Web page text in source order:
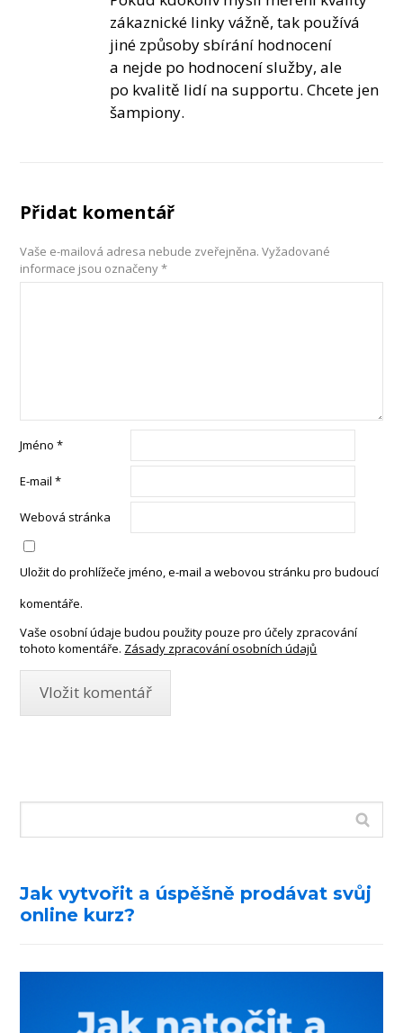
zákaznické linky vážně, tak používá
jiné způsoby sbírání hodnocení
a nejde po hodnocení služby, ale
po kvalitě lidí na supportu. Chcete jen
šampiony.
Přidat komentář
Vaše e-mailová adresa nebude zveřejněna. Vyžadované
informace jsou označeny*
Jméno*
E-mail*
Webová stránka
Uložit do prohlížeče jméno, e-mail a webovou stránku pro budoucí
komentáře.
Vaše osobní údaje budou použity pouze pro účely zpracování
tohoto komentáře. Zásady zpracování osobních údajů
Jak vytvořit a úspěšně prodávat svůj
online kurz?